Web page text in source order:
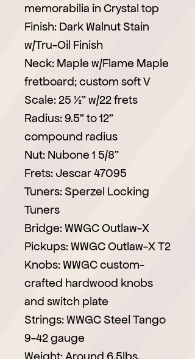
memorabilia in Crystal top
Finish: Dark Walnut Stain
w/Tru-Oil Finish
Neck: Maple w/Flame Maple
fretboard; custom soft V
Scale: 25 ½” w/22 frets
Radius: 9.5” to 12”
compound radius
Nut: Nubone 1 5/8”
Frets: Jescar 47095
Tuners: Sperzel Locking
Tuners
Bridge: WWGC Outlaw-X
Pickups: WWGC Outlaw-X T2
Knobs: WWGC custom-
crafted hardwood knobs
and switch plate
Strings: WWGC Steel Tango
9-42 gauge
Weight: Around 6.5lbs.